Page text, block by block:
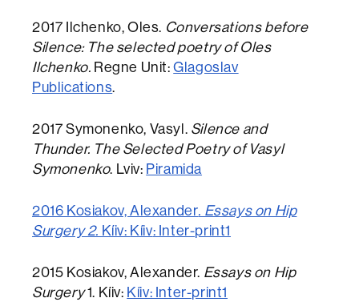
2017 Ilchenko, Oles. Conversations before
Silence: The selected poetry of Oles
Ilchenko. Regne Unit:Glagoslav
Publications.
2017 Symonenko, Vasyl. Silence and
Thunder. The Selected Poetry of Vasyl
Symonenko. Lviv: Piramida
2016 Kosiakov, Alexander. Essays on Hip
Surgery 2. Kíiv: Kíiv: Inter-print1
2015 Kosiakov, Alexander. Essays on Hip
Surgery1. Kíiv: Kíiv: Inter-print1